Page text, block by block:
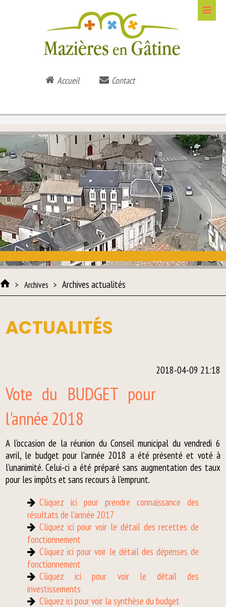
Accueil Contact
Archives Archives actualités
ACTUALITÉS
2018-04-09 21:18
Vote du BUDGET pour
l'année 2018
A l'occasion de la réunion du Conseil municipal du vendredi 6
avril, le budget pour l'année 2018 a été présenté et voté à
l'unanimité. Celui-ci a été préparé sans augmentation des taux
pour les impôts et sans recours à l'emprunt.
Cliquez ici pour prendre connaissance des
résultats de l'année 2017
Cliquez ici pour voir le détail des recettes de
fonctionnement
Cliquez ici pour voir le détail des dépenses de
fonctionnement
Cliquez ici pour voir le détail des
investissements
Cliquez ici pour voir la synthèse du budget